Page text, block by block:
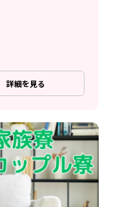
詳細を見る